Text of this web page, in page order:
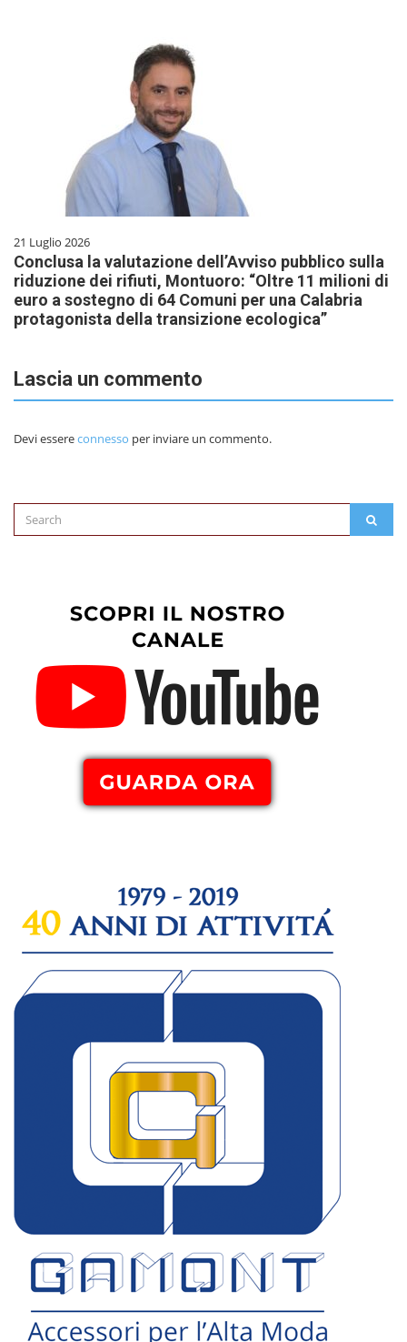
21 Luglio 2026
Conclusa la valutazione dell’Avviso pubblico sulla
riduzione dei rifiuti, Montuoro: “Oltre 11 milioni di
euro a sostegno di 64 Comuni per una Calabria
protagonista della transizione ecologica”
Lascia un commento
Devi essereconnesso per inviare un commento.
Search
for: